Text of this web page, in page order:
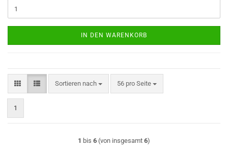
IN DEN WARENKORB
Sortieren nach
Sortieren nach 56 pro Seite
pro Seite
1
1 bis 6 (von insgesamt 6)